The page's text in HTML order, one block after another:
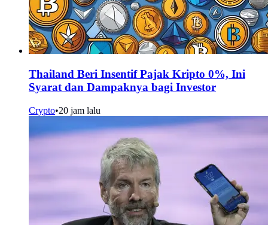
Thailand Beri Insentif Pajak Kripto 0%, Ini
Syarat dan Dampaknya bagi Investor
Crypto•20 jam lalu